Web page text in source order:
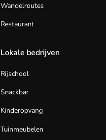
Wandelroutes
Restaurant
Lokale bedrijven
Rijschool
Snackbar
Kinderopvang
Tuinmeubelen